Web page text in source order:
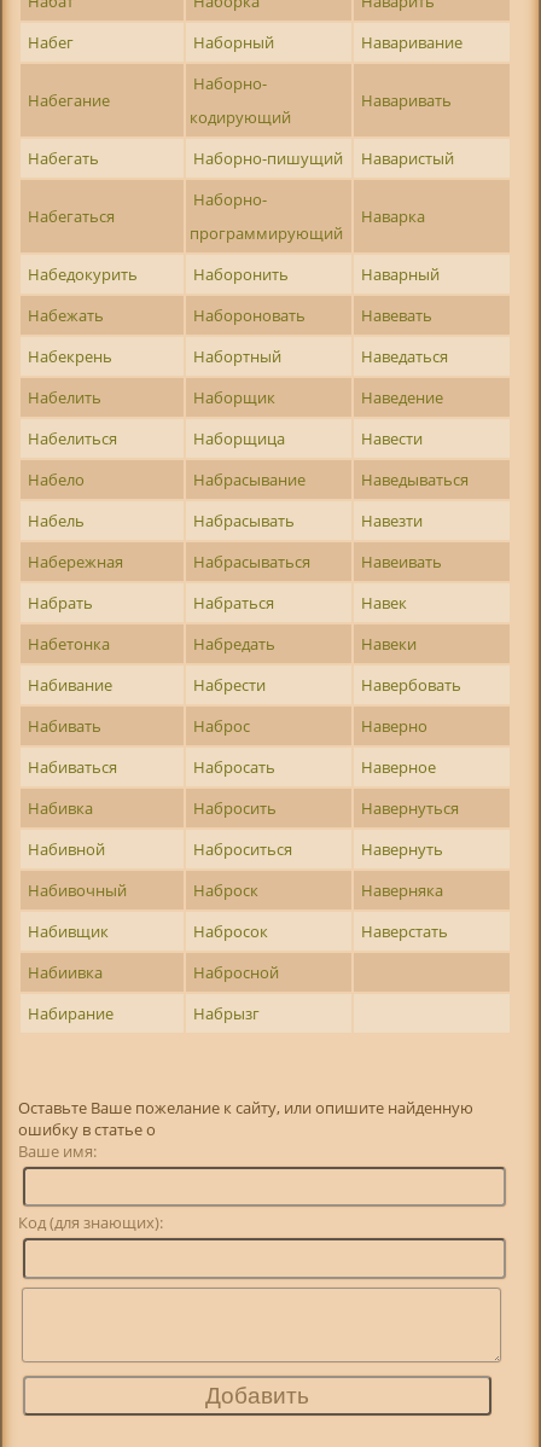
Набег
Наборный Наваривание
Набегание
Наборно-
кодирующий
Наваривать
Набегать Наборно-пишущий Наваристый
Набегаться
Наборно-
программирующий
Наварка
Набедокурить Наборонить
Наварный
Набежать
Набороновать
Навевать
Набекрень
Набортный
Наведаться
Набелить
Наборщик
Наведение
Набелиться
Наборщица
Навести
Набело
Набрасывание
Наведываться
Набель
Набрасывать
Навезти
Набережная
Набрасываться
Навеивать
Набрать
Набраться
Навек
Набетонка
Набредать
Навеки
Набивание
Набрести
Навербовать
Набивать
Наброс
Наверно
Набиваться
Набросать
Наверное
Набивка
Набросить
Навернуться
Набивной
Наброситься
Навернуть
Набивочный
Наброск
Наверняка
Набивщик
Набросок
Наверстать
Набиивка
Набросной
Набирание
Набрызг
Оставьте Ваше пожелание к сайту, или опишите найденную
ошибку в статье о
Ваше имя:
Код (для знающих):